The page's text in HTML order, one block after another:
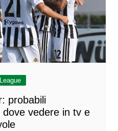
probabili
vedere in tv e